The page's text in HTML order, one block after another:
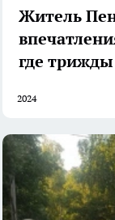
Житель
где
2024